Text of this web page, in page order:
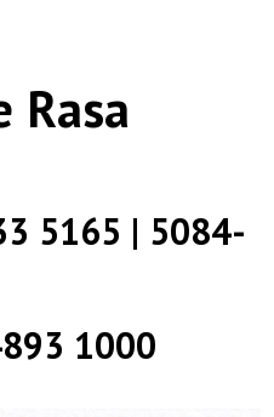
Rasa
5165 | 5084-
1000